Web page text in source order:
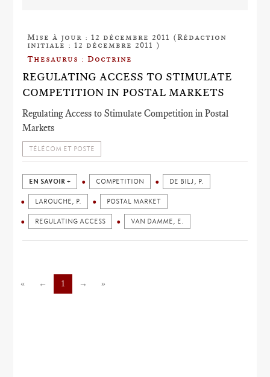
Mise à jour : 12 décembre 2011 (Rédaction
initiale : 12 décembre 2011 )
Thesaurus : Doctrine
REGULATING ACCESS TO STIMULATE
COMPETITION IN POSTAL MARKETS
Regulating Access to Stimulate Competition in Postal
Markets
TÉLÉCOM ET POSTE
EN SAVOIR + COMPETITION DE BILJ, P.
LAROUCHE, P. POSTAL MARKET
REGULATING ACCESS VAN DAMME, E.
« ← 1 → »